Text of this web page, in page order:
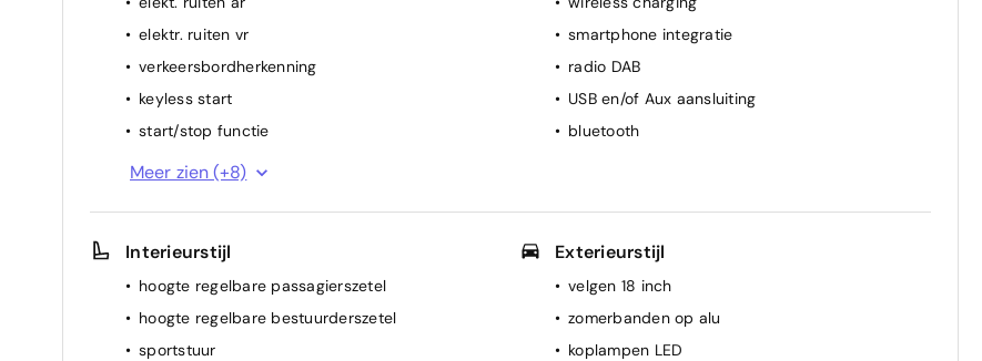
elektr. ruiten vr
verkeersbordherkenning
keyless start
start/stop functie
verwarmd stuurwiel
koplampen)
lendensteun elektrisch
multifunctioneel stuur
regensensor
spiegel(s) elektr.
Meer zien (+8)
smartphone integratie
radio DAB
USB en/of Aux aansluiting
bluetooth
Interieurstijl
hoogte regelbare passagierszetel
hoogte regelbare bestuurderszetel
sportstuur
Exterieurstijl
velgen 18 inch
zomerbanden op alu
koplampen LED